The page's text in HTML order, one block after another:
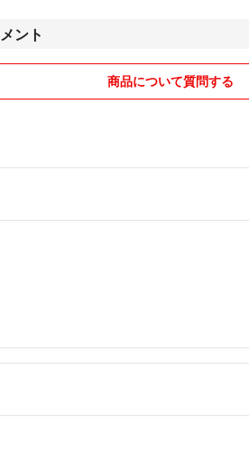
ント
商品について質問する